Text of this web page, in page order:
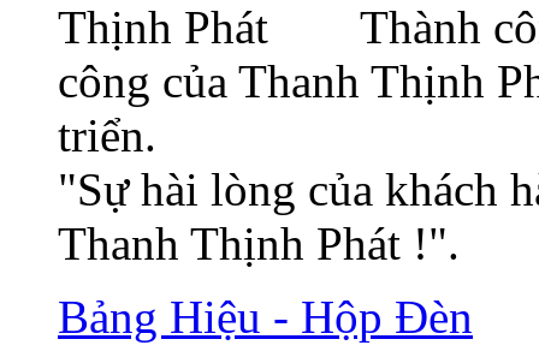
Thành
công của Thanh Thịnh
triển.
"Sự hài lòng của khách
Thanh Thịnh Phát !".
Bảng Hiệu - Hộp Đèn